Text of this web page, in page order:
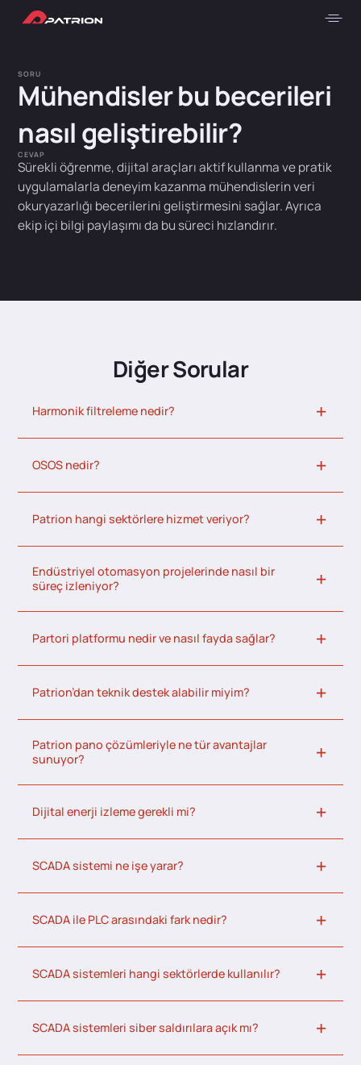
SORU
Mühendisler bu becerileri
nasıl geliştirebilir?
CEVAP
Sürekli öğrenme, dijital araçları aktif kullanma ve pratik
uygulamalarla deneyim kazanma mühendislerin veri
okuryazarlığı becerilerini geliştirmesini sağlar. Ayrıca
ekip içi bilgi paylaşımı da bu süreci hızlandırır.
Diğer Sorular
Harmonik filtreleme nedir?
OSOS nedir?
Patrion hangi sektörlere hizmet veriyor?
Endüstriyel otomasyon projelerinde nasıl bir
süreç izleniyor?
Partori platformu nedir ve nasıl fayda sağlar?
Patrion’dan teknik destek alabilir miyim?
Patrion pano çözümleriyle ne tür avantajlar
sunuyor?
Dijital enerji izleme gerekli mi?
SCADA sistemi ne işe yarar?
SCADA ile PLC arasındaki fark nedir?
SCADA sistemleri hangi sektörlerde kullanılır?
SCADA sistemleri siber saldırılara açık mı?